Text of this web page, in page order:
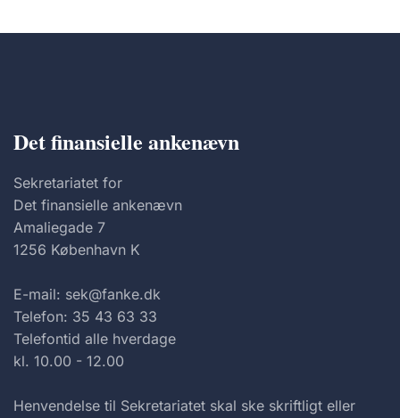
Det finansielle ankenævn
Sekretariatet for
Det finansielle ankenævn
Amaliegade 7
1256 København K
E-mail: sek@fanke.dk
Telefon: 35 43 63 33
Telefontid alle hverdage
kl. 10.00 - 12.00
Henvendelse til Sekretariatet skal ske skriftligt eller